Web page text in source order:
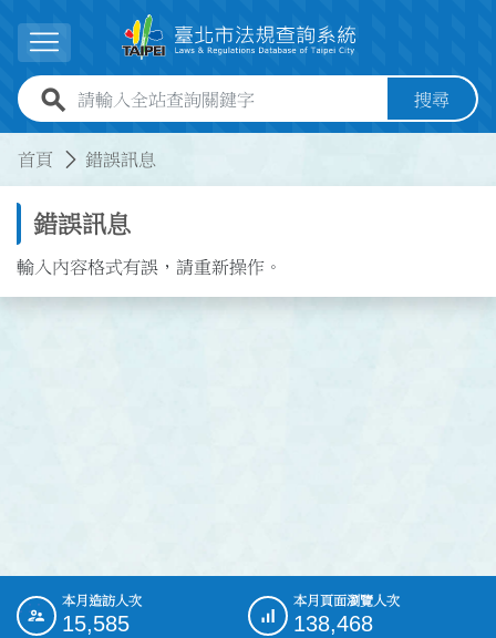
展開選單
全站查詢關鍵字欄位 搜尋
首頁 錯誤訊息
錯誤訊息
輸入內容格式有誤，請重新操作。
::: 本月造訪人次
15,585
本月頁面瀏覽人次
138,468